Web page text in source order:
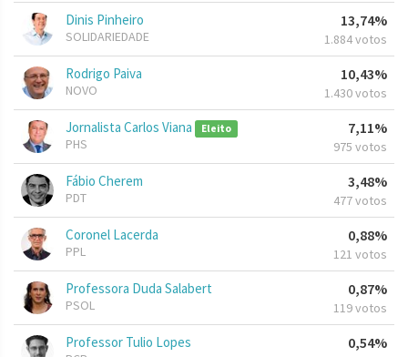
Dinis Pinheiro
SOLIDARIEDADE
13,74%
1.884 votos
Rodrigo Paiva
NOVO
10,43%
1.430 votos
Jornalista Carlos Viana Eleito
PHS
7,11%
975 votos
Fábio Cherem
PDT
3,48%
477 votos
Coronel Lacerda
PPL
0,88%
121 votos
Professora Duda Salabert
PSOL
0,87%
119 votos
Professor Tulio Lopes 0,54%